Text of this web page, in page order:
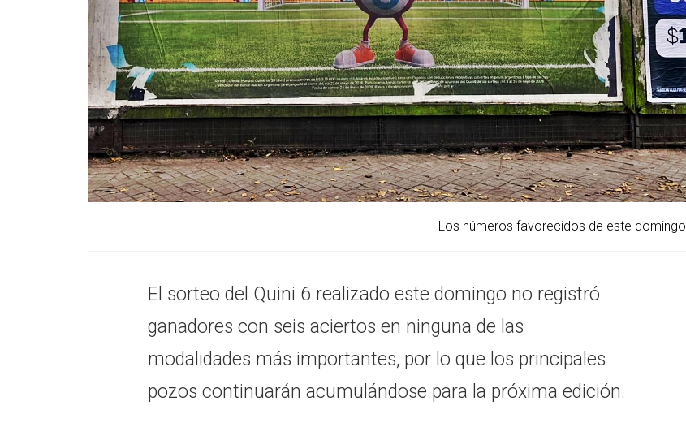
Los números favorecidos de este domingo
El sorteo del Quini 6 realizado este domingo no registró
ganadores con seis aciertos en ninguna de las
modalidades más importantes, por lo que los principales
pozos continuarán acumulándose para la próxima edición.